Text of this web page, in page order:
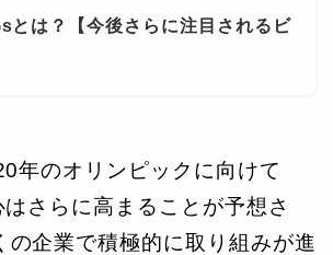
とは？【今後さらに注目されるビ
年のオリンピックに向けて
さらに高まることが予想さ
の企業で積極的に取り組みが進